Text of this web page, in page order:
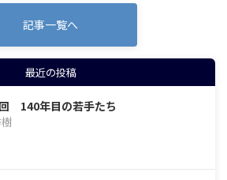
記事一覧へ
最近の投稿
140年目の若手たち